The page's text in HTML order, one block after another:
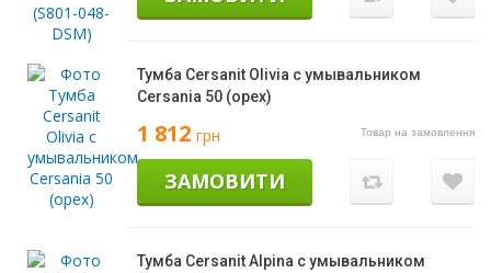
Тумба Cersanit Olivia с умывальником
Cersania 50 (орех)
1 812 грн Товар на замовлення
ЗАМОВИТИ
Тумба Cersanit Alpina с умывальником